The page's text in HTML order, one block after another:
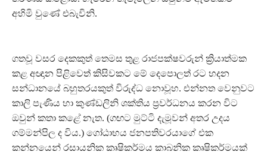
අහිමි වුණේ එබැවිනි.
ගතවූ වසර දෙකකුත් තෙමස තුළ රාජපක්ෂවරුන් ක්‍රියාත්මක
කළ අඥාන පිළිවෙත් කිසිවකට මේ දෙපොලත් රට හදන
සන්ධානයේ බහුතරයකුත් විරුද්ධ නොවූහ. එන්නත වෙනුවට
කාලි පැණිය හා කුණ්ඩලිනි ශක්තිය ප්‍රවර්ධනය කරන විට
ඔවුන් කතා කළේ නැත. (ගඟට මුට්ටි දැමූවන් අතර උදය
ගම්මන්පිල ද විය.) ගෝඨාභය ජනපතිවරයාගේ එක
කන්නයෙන් රසායනික කෘෂිකර්මය කාබනික කෘෂිකර්මයක්